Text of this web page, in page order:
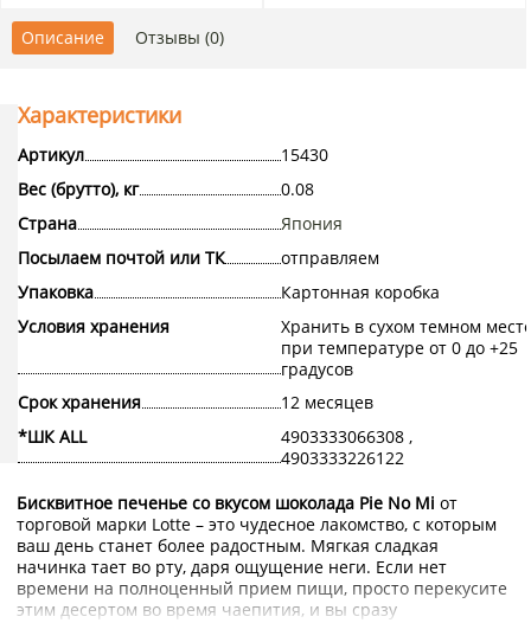
Описание Отзывы (0)
Характеристики
Артикул
15430
Вес (брутто), кг
0.08
Страна
Япония
Посылаем почтой или ТК
отправляем
Упаковка
Картонная коробка
Условия хранения
Хранить в сухом темном
при температуре от 0 до +25
градусов
Срок хранения
12 месяцев
*ШК ALL
4903333066308 ,
4903333226122
Бисквитное печенье со вкусом шоколада Pie No Mi от
торговой марки Lotte – это чудесное лакомство, с которым
ваш день станет более радостным. Мягкая сладкая
начинка тает во рту, даря ощущение неги. Если нет
времени на полноценный прием пищи, просто перекусите
этим десертом во время чаепития, и вы сразу